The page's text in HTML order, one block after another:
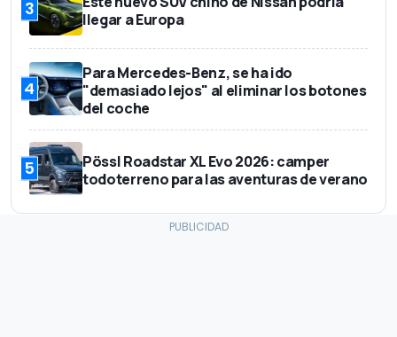
3
llegar a Europa
4
Para Mercedes-Benz, se ha ido
"demasiado lejos" al eliminar los botones
del coche
5
Pössl Roadstar XL Evo 2026: camper
todoterreno para las aventuras de verano